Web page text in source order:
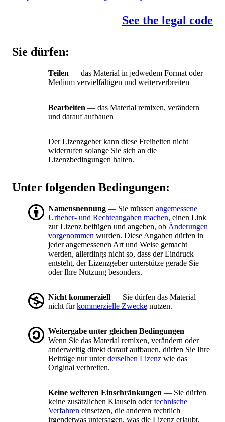
See the legal code
Sie dürfen:
Teilen — das Material in jedwedem Format oder
Medium vervielfältigen und weiterverbreiten
Bearbeiten — das Material remixen, verändern
und darauf aufbauen
Der Lizenzgeber kann diese Freiheiten nicht
widerrufen solange Sie sich an die
Lizenzbedingungen halten.
Unter folgenden Bedingungen:
Namensnennung — Sie müssen angemessene
Urheber- und Rechteangaben machen, einen Link
zur Lizenz beifügen und angeben, ob Änderungen
vorgenommen wurden. Diese Angaben dürfen in
jeder angemessenen Art und Weise gemacht
werden, allerdings nicht so, dass der Eindruck
entsteht, der Lizenzgeber unterstütze gerade Sie
oder Ihre Nutzung besonders.
Nicht kommerziell — Sie dürfen das Material
nicht fürkommerzielle Zwecke nutzen.
Weitergabe unter gleichen Bedingungen —
Wenn Sie das Material remixen, verändern oder
anderweitig direkt darauf aufbauen, dürfen Sie Ihre
Beiträge nur unterderselben Lizenz wie das
Original verbreiten.
Keine weiteren Einschränkungen — Sie dürfen
keine zusätzlichen Klauseln odertechnische
Verfahren einsetzen, die anderen rechtlich
irgendetwas untersagen, was die Lizenz erlaubt.